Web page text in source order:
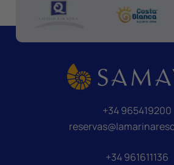
+34 965419200
+34 961611136